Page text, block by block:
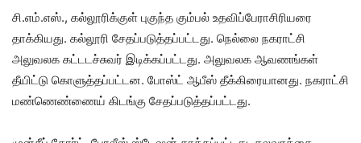
சி.எம்.எஸ்., கல்லூரிக்குள் புகுந்த கும்பல் உதவிப்பேராசிரியரை
தாக்கியது. கல்லூரி சேதப்படுத்தப்பட்டது. நெல்லை நகராட்சி
அலுவலக கட்டடச்சுவர் இடிக்கப்பட்டது. அலுவலக ஆவணங்கள்
தீயிட்டு கொளுத்தப்பட்டன. போஸ்ட் ஆபீஸ் தீக்கிரையானது. நகராட்சி
மண்ணெண்ணைய் கிடங்கு சேதப்படுத்தப்பட்டது.